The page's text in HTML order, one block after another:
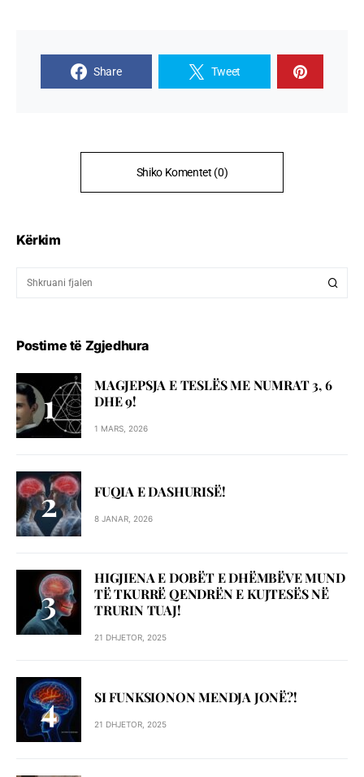
Share Tweet
Shiko Komentet (0)
Kërkim
Postime të Zgjedhura
MAGJEPSJA E TESLËS ME NUMRAT 3, 6
DHE 9!
1 MARS, 2026
FUQIA E DASHURISË!
8 JANAR, 2026
HIGJIENA E DOBËT E DHËMBËVE MUND
TË TKURRË QENDRËN E KUJTESËS NË
TRURIN TUAJ!
21 DHJETOR, 2025
SI FUNKSIONON MENDJA JONË?!
21 DHJETOR, 2025